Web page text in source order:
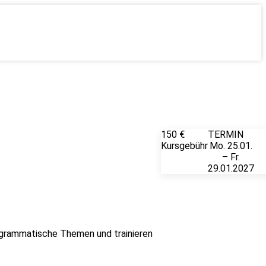
Themen und trainieren
150 €
Kursgebühr
TERMIN
Mo. 25.01.
– Fr.
29.01.2027